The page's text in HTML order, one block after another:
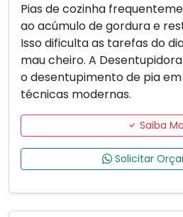
Pias de cozinha
ao acúmulo de gordura e
Isso dificulta as tarefas do
mau cheiro. A
o desentupimento de pia
técnicas modernas.
Saiba
Solicitar